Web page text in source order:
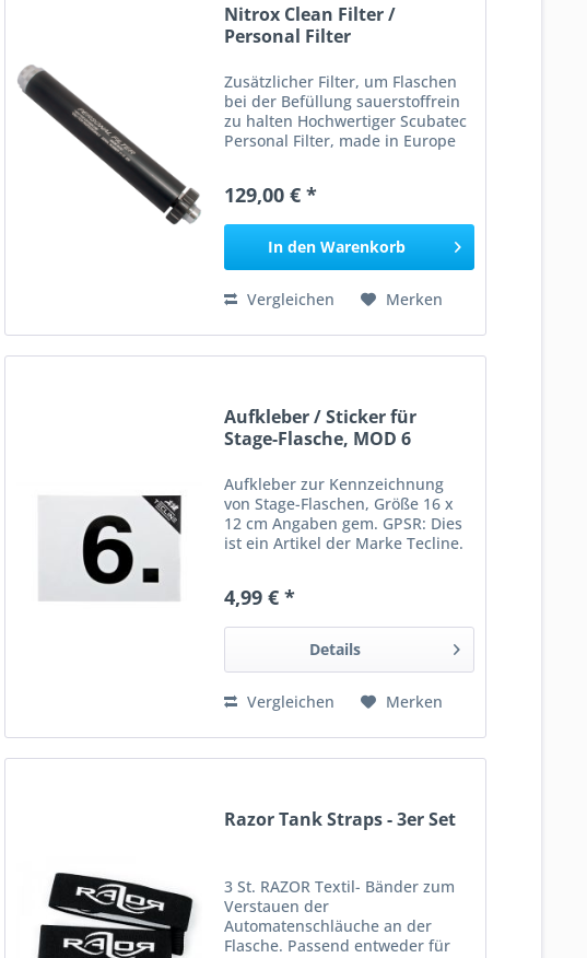
Nitrox Clean Filter /
Personal Filter
Zusätzlicher Filter, um Flaschen
bei der Befüllung sauerstoffrein
zu halten Hochwertiger Scubatec
Personal Filter, made in Europe
zu halten Wird zwischen
129,00 € *
In den Warenkorb
Vergleichen Merken
Aufkleber / Sticker für
Stage-Flasche, MOD 6
Aufkleber zur Kennzeichnung
von Stage-Flaschen, Größe 16 x
12 cm Angaben gem. GPSR: Dies
ist ein Artikel der Marke Tecline.
Mierzyn Polen E-Mail:
scubatech@scubatech.pl Web:...
4,99 € *
Details
Vergleichen Merken
Razor Tank Straps - 3er Set
3 St. RAZOR Textil- Bänder zum
Verstauen der
Automatenschläuche an der
Flasche. Passend entweder für